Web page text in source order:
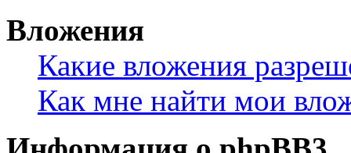
Вложения
Какие вложения
Как мне найти мои